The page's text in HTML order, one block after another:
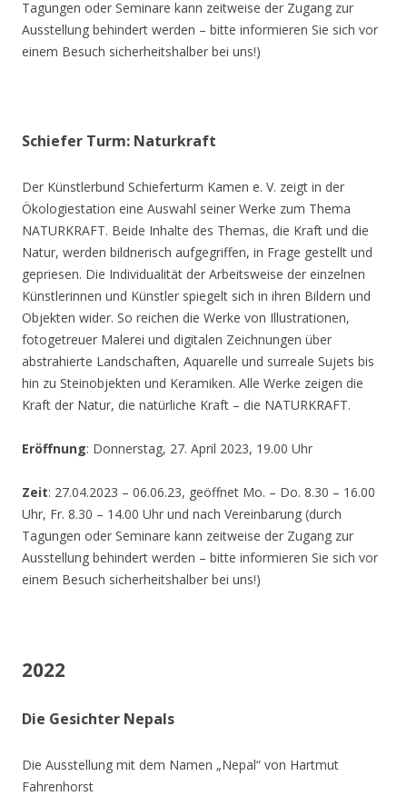
Tagungen oder Seminare kann zeitweise der Zugang zur
Ausstellung behindert werden – bitte informieren Sie sich vor
einem Besuch sicherheitshalber bei uns!)
Schiefer Turm: Naturkraft
Der Künstlerbund Schieferturm Kamen e. V. zeigt in der
Ökologiestation eine Auswahl seiner Werke zum Thema
NATURKRAFT. Beide Inhalte des Themas, die Kraft und die
Natur, werden bildnerisch aufgegriffen, in Frage gestellt und
gepriesen. Die Individualität der Arbeitsweise der einzelnen
Künstlerinnen und Künstler spiegelt sich in ihren Bildern und
Objekten wider. So reichen die Werke von Illustrationen,
fotogetreuer Malerei und digitalen Zeichnungen über
abstrahierte Landschaften, Aquarelle und surreale Sujets bis
hin zu Steinobjekten und Keramiken. Alle Werke zeigen die
Kraft der Natur, die natürliche Kraft – die NATURKRAFT.
Eröffnung: Donnerstag, 27. April 2023, 19.00 Uhr
Zeit: 27.04.2023 – 06.06.23, geöffnet Mo. – Do. 8.30 – 16.00
Uhr, Fr. 8.30 – 14.00 Uhr und nach Vereinbarung (durch
Tagungen oder Seminare kann zeitweise der Zugang zur
Ausstellung behindert werden – bitte informieren Sie sich vor
einem Besuch sicherheitshalber bei uns!)
2022
Die Gesichter Nepals
Die Ausstellung mit dem Namen „Nepal“ von Hartmut
Fahrenhorst